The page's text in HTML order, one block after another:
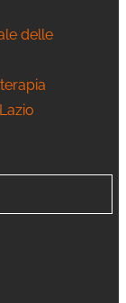
delle